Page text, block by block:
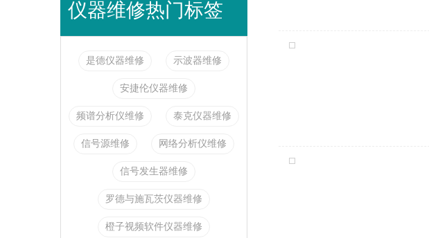
仪器维修热门标签
是德仪器维修 示波器维修
安捷伦仪器维修
频谱分析仪维修 泰克仪器维修
信号源维修 网络分析仪维修
信号发生器维修
罗德与施瓦茨仪器维修
橙子视频软件仪器维修